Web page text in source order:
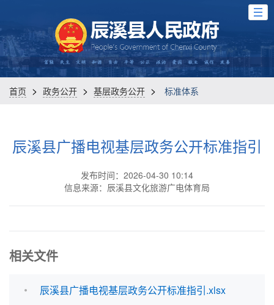
首页 > 政务公开 > 基层政务公开 > 标准体系
辰溪县广播电视基层政务公开标准指引
发布时间：2026-04-30 10:14
信息来源：辰溪县文化旅游广电体育局
相关文件
辰溪县广播电视基层政务公开标准指引.xlsx